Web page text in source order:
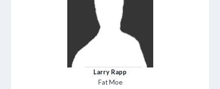
Larry Rapp
Fat Moe